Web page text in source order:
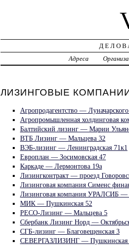
Адреса
ЛИЗИНГОВЫЕ КОМПАНИИ
Агропродагентство —
Агропромышленная холдинговая
Балтийский лизинг — Марии
ВТБ Лизинг — Мальцева 32
ВЭБ-лизинг — Ленинградская 71к1
Европлан — Зосимовская 47
Каркаде — Лермонтова 19а
Лизингконтракт — проезд
Лизинговая компания Сименс
Лизинговая компания УРАЛСИБ —
МИК — Пушкинская 52
РЕСО-Лизинг — Мальцева 5
Сбербанк Лизинг Норд —
СГБ-лизинг — Благовещенская 3
СЕВЕРГАЗЛИЗИНГ — Пушкинская